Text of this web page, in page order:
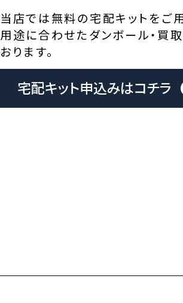
当店では無料の宅配キットをご用
用途に合わせたダンボール・買
おります。
宅配キット申込みはコチラ